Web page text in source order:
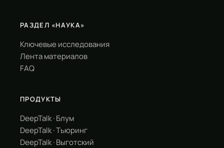
РАЗДЕЛ «НАУКА»
Ключевые исследования
Лента материалов
FAQ
ПРОДУКТЫ
DeepTalk · Блум
DeepTalk · Тьюринг
DeepTalk · Выготский